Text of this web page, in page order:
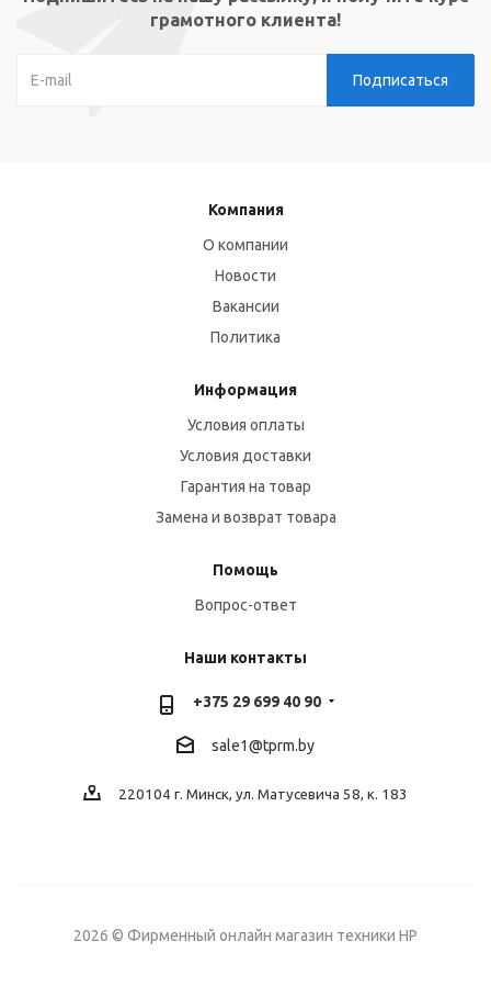
грамотного клиента!
Компания
О компании
Новости
Вакансии
Политика
Информация
Условия оплаты
Условия доставки
Гарантия на товар
Замена и возврат товара
Помощь
Вопрос-ответ
Наши контакты
+375 29 699 40 90
sale1@tprm.by
220104 г. Минск, ул. Матусевича 58, к. 183
2026 © Фирменный онлайн магазин техники HP